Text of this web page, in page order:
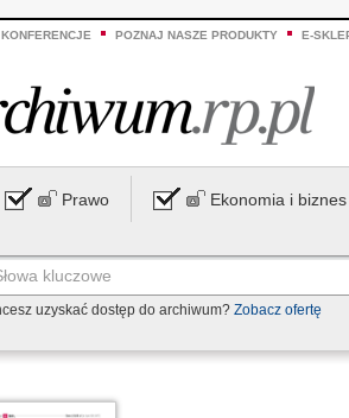
POZNAJ NASZE PRODUKTY E-
Prawo Ekonomia i biznes
uzyskać dostęp do archiwum? Zobacz ofertę